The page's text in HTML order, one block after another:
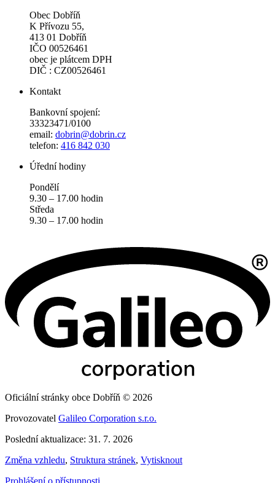
Obec Dobříň
K Přívozu 55,
413 01 Dobříň
IČO 00526461
obec je plátcem DPH
DIČ : CZ00526461
Kontakt
Bankovní spojení:
33323471/0100
email: dobrin@dobrin.cz
telefon: 416 842 030
Úřední hodiny
Pondělí
9.30 – 17.00 hodin
Středa
9.30 – 17.00 hodin
Oficiální stránky obce Dobříň © 2026
Provozovatel Galileo Corporation s.r.o.
Poslední aktualizace: 31. 7. 2026
Změna vzhledu, Struktura stránek, Vytisknout
Prohlášení o přístupnosti